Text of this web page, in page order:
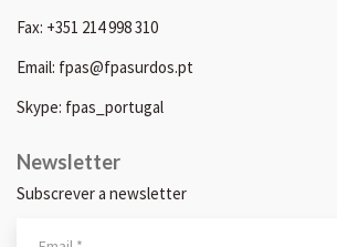
Fax: +351 214 998 310
Email: fpas@fpasurdos.pt
Skype: fpas_portugal
Newsletter
Subscrever a newsletter